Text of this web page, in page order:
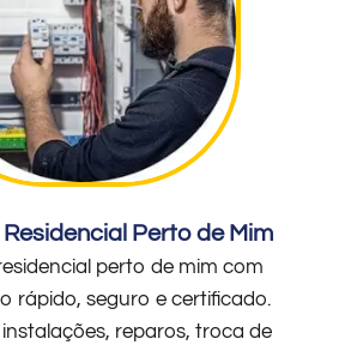
Perto de Mim
perto de mim com
rápido, seguro e certificado.
instalações, reparos, troca de